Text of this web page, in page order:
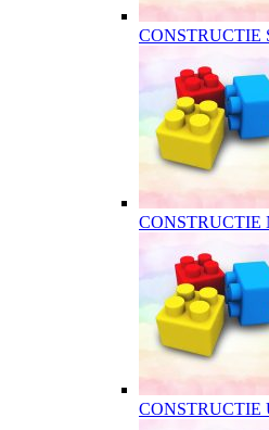
CONSTRUCTIE
CONSTRUCTIE
CONSTRUCTIE